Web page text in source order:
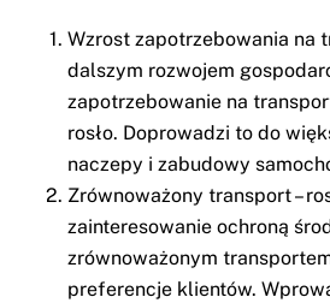
Wzrost zapotrzebowania na
dalszym rozwojem
zapotrzebowanie na
rosło. Doprowadzi to do
naczepy i zabudowy
Zrównoważony transport –
zainteresowanie ochroną
zrównoważonym
preferencje klientów.